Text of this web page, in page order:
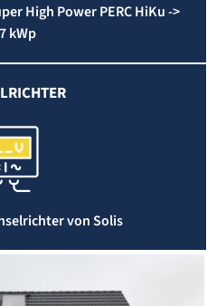
High Power PERC HiKu ->
kWp
von Solis